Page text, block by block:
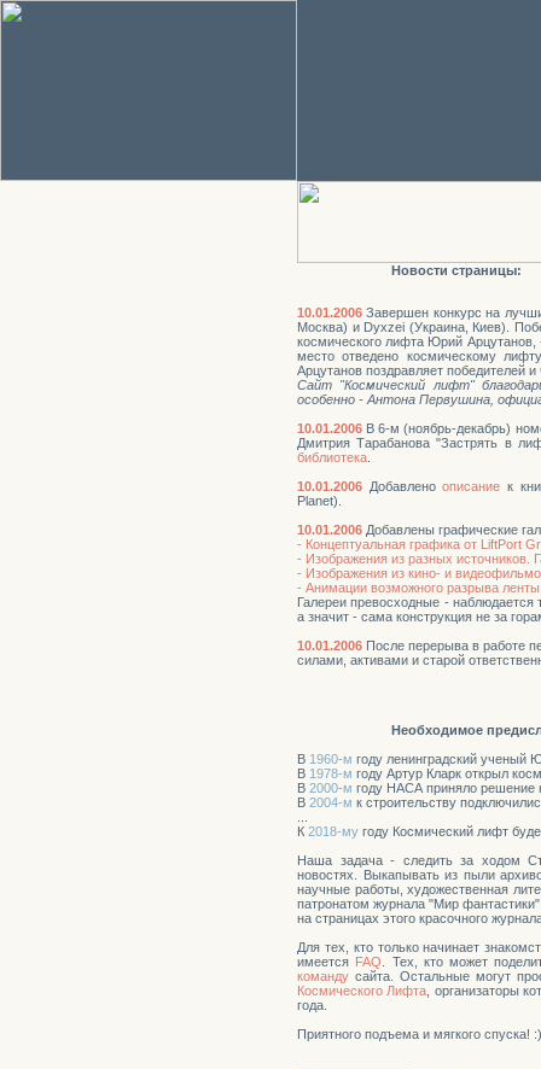
Новости страницы:
10.01.2006Завершен конкурс на
Москва) и Dyxzei (Украина, Киев).
космического лифта Юрий
место отведено космическому
Арцутанов поздравляет победителей
Сайт "Космический лифт"
особенно - Антона Первушина,
10.01.2006 В 6-м (ноябрь-декабрь)
Дмитрия Тарабанова "Застрять в
библиотека
10.01.2006 Добавленоописание к
Planet).
10.01.2006 Добавлены графические
- Концептуальная графика от LiftPort
- Изображения из разных источников.
- Изображения из кино- и
- Анимации возможного разрыва
Галереи превосходные - наблюдается
а значит - сама конструкция не за
10.01.2006 После перерыва в работе
силами, активами и старой
Необходимое
В 1960-м году ленинградский ученый
В 1978-м году Артур Кларк открыл
В 2000-м году НАСА приняло решение
В 2004-м к строительству
К 2018-му году Космический лифт
Наша задача - следить за ходом
новостях. Выкапывать из пыли
научные работы, художественная
патронатом журнала "Мир
на страницах этого красочного
Для тех, кто только начинает
имеется FAQ
. Тех, кто может
команду сайта. Остальные могут
Космического Лифта , организаторы
года.
Приятного подъема и мягкого спуска! :)